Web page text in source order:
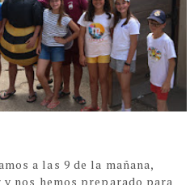
a las 9 de la mañana,
nos hemos preparado para